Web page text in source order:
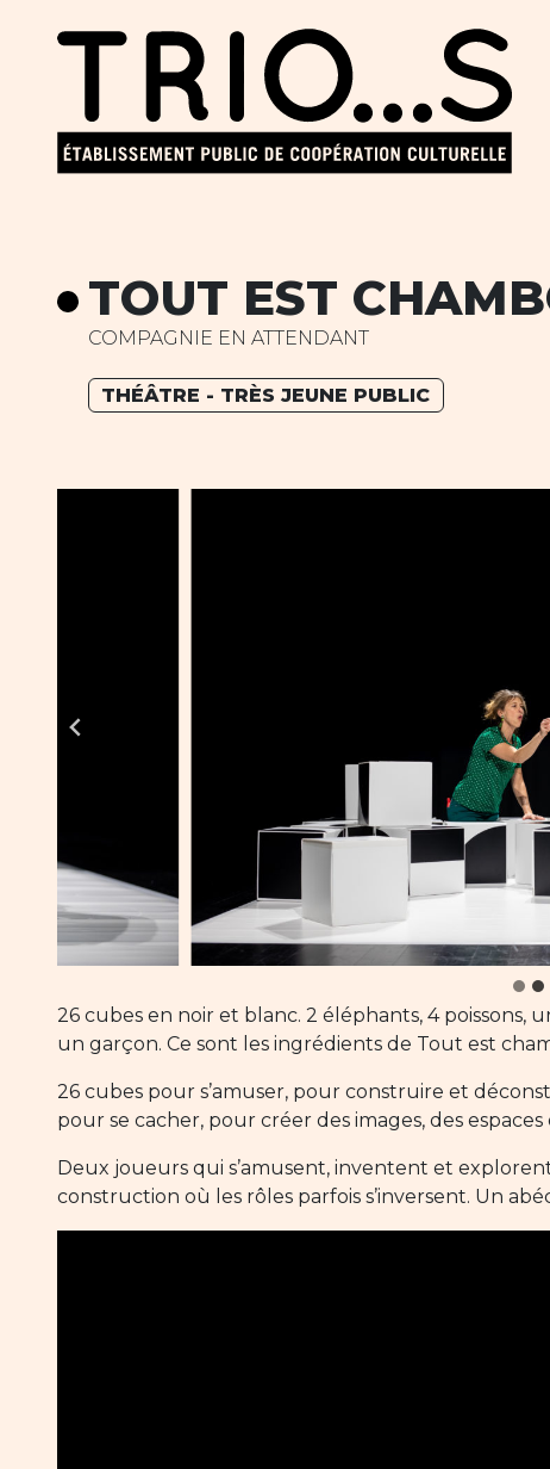
TOUT EST
COMPAGNIE EN ATTENDANT
THÉÂTRE - TRÈS JEUNE PUBLIC
26 cubes en noir et blanc. 2 éléphants, 4
un garçon. Ce sont les ingrédients de Tout est
26 cubes pour s’amuser, pour construire et
pour se cacher, pour créer des images, des espaces
Deux joueurs qui s’amusent, inventent et
construction où les rôles parfois s’inversent. Un